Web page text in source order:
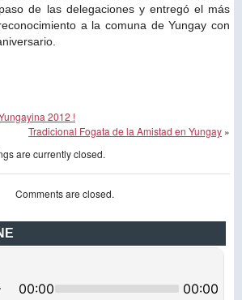
de las delegaciones y entregó el más
a la comuna de Yungay con
2012 !
Tradicional Fogata de la Amistad en Yungay »
are currently closed.
Comments are closed.